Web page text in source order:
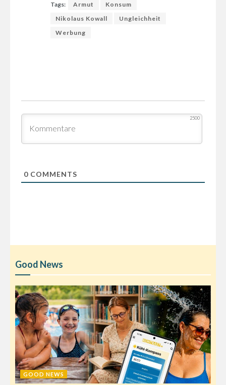
Tags: Armut
Konsum
Nikolaus Kowall
Ungleichheit
Werbung
2500
0COMMENTS
Good News
GOOD NEWS